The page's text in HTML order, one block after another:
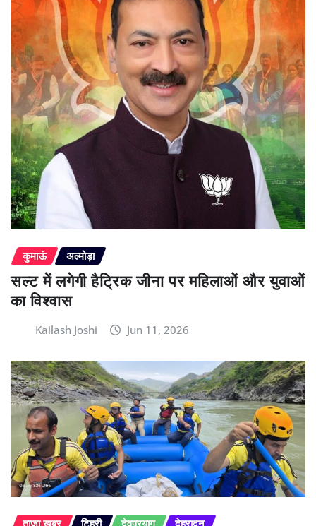
कुमाऊं अल्मोड़ा
सल्ट में लगेगी हैट्रिक जीना पर महिलाओं और युवाओं
का विश्वास
Kailash Joshi Jun 11, 2026